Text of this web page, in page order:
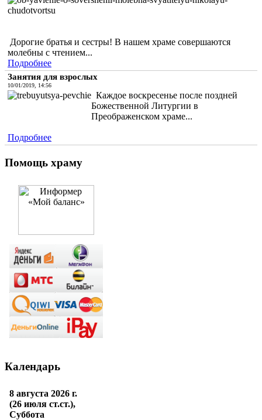
Дорогие братья и сестры! В нашем храме совершаются
молебны с чтением...
Подробнее
Занятия для взрослых
10/01/2019, 14:56
Каждое воскресенье после поздней
Божественной Литургии в
Преображенском храме...
Подробнее
Помощь храму
Календарь